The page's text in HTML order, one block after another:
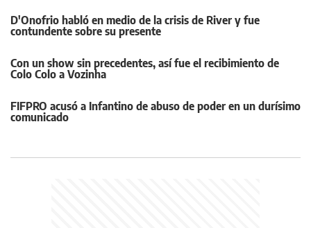
D'Onofrio habló en medio de la crisis de River y fue
contundente sobre su presente
Con un show sin precedentes, así fue el recibimiento de
Colo Colo a Vozinha
FIFPRO acusó a Infantino de abuso de poder en un durísimo
comunicado